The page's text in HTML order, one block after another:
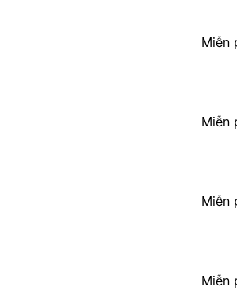
Miễn
Miễn
Miễn
Miễn